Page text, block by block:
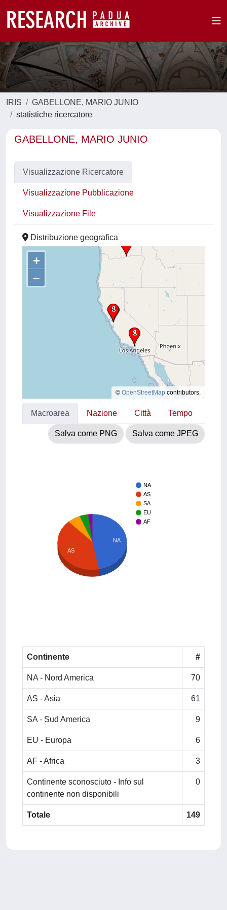
IRIS
GABELLONE, MARIO JUNIO
statistiche ricercatore
GABELLONE, MARIO JUNIO
Visualizzazione Ricercatore
Visualizzazione Pubblicazione
Visualizzazione File
Distribuzione geografica
+
–
© OpenStreetMap contributors.
Macroarea Nazione Città Tempo
Salva come PNG Salva come JPEG
NA
AS
SA
EU
AF
NA
AS
Continente #
NA - Nord America 70
AS - Asia 61
SA - Sud America 9
EU - Europa 6
AF - Africa 3
Continente sconosciuto - Info sul
continente non disponibili
0
Totale 149